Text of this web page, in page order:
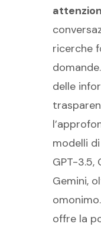
ricerche
delle
modelli
GPT-3.5,
Gemini,
offre la